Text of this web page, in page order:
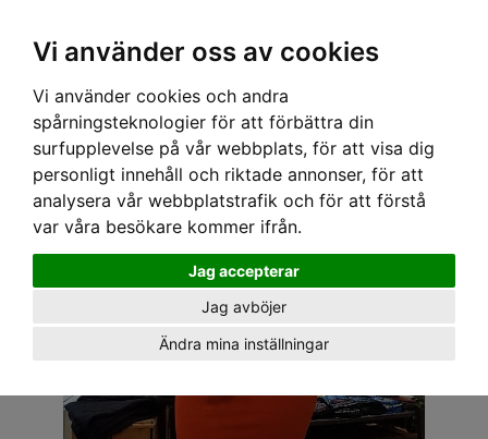
Vi använder oss av cookies
Vi använder cookies och andra
spårningsteknologier för att förbättra din
surfupplevelse på vår webbplats, för att visa dig
personligt innehåll och riktade annonser, för att
analysera vår webbplatstrafik och för att förstå
var våra besökare kommer ifrån.
Jag accepterar
Jag avböjer
Ändra mina inställningar
Hem› DAM›KLÄNNINGAR› SPEEDY MIKE KLÄNNING - CINDY RÖD